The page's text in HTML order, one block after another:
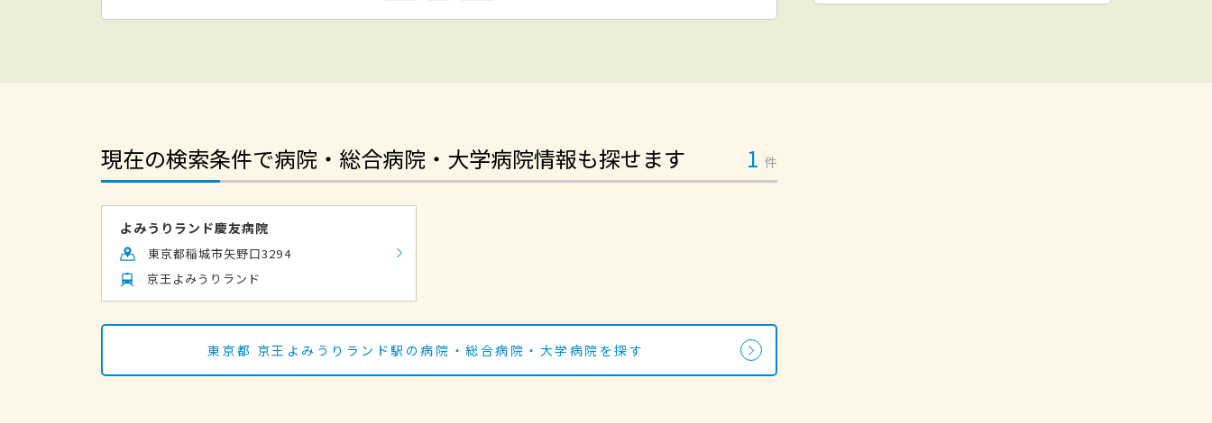
現在の検索条件で病院・総合病院・大学病院情報も探せます 1 件
よみうりランド慶友病院
東京都稲城市矢野口3294
京王よみうりランド
東京都 京王よみうりランド駅の病院・総合病院・大学病院を探す